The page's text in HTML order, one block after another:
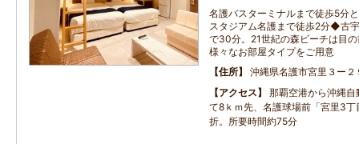
名護バスターミナルまで徒歩5分
スタジアム名護まで徒歩2分◆古
で30分。21世紀の森ビーチは目
様々なお部屋タイプをご用意
住所
沖縄県名護市宮里３ー２
アクセス
那覇空港から沖縄
て8ｋｍ先、名護球場前「宮里3丁
折。所要時間約75分